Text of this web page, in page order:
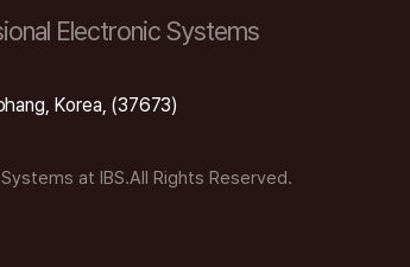
Electronic Systems
Korea, (37673)
at IBS.All Rights Reserved.